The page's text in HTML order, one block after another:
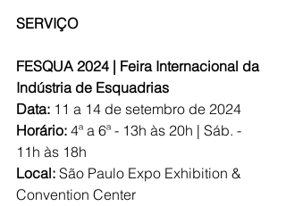
SERVIÇO
FESQUA 2024 | Feira Internacional da
Indústria de Esquadrias
Data: 11 a 14 de setembro de 2024
Horário: 4ª a 6ª - 13h às 20h | Sáb. -
11h às 18h
Local: São Paulo Expo Exhibition &
Convention Center